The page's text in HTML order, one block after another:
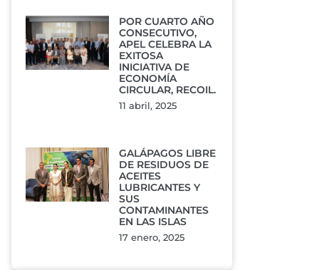
POR CUARTO AÑO
CONSECUTIVO,
APEL CELEBRA LA
EXITOSA
INICIATIVA DE
ECONOMÍA
CIRCULAR, RECOIL.
11 abril, 2025
GALÁPAGOS LIBRE
DE RESIDUOS DE
ACEITES
LUBRICANTES Y
SUS
CONTAMINANTES
EN LAS ISLAS
17 enero, 2025